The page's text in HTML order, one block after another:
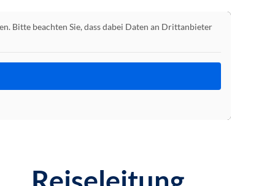
Bitte beachten Sie, dass dabei Daten an Drittanbieter